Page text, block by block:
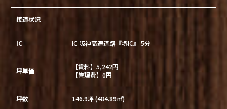
接道状況
IC IC 阪神高速道路『堺IC』 5分
坪単価
【賃料】5,242円
【管理費】0円
坪数 146.9坪 (484.89㎡)